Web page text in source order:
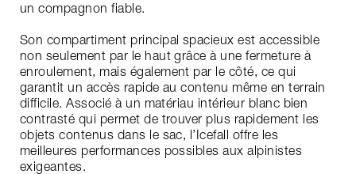
un compagnon fiable.
Son compartiment principal spacieux est accessible
non seulement par le haut grâce à une fermeture à
enroulement, mais également par le côté, ce qui
garantit un accès rapide au contenu même en terrain
difficile. Associé à un matériau intérieur blanc bien
contrasté qui permet de trouver plus rapidement les
objets contenus dans le sac, l’Icefall offre les
meilleures performances possibles aux alpinistes
exigeantes.